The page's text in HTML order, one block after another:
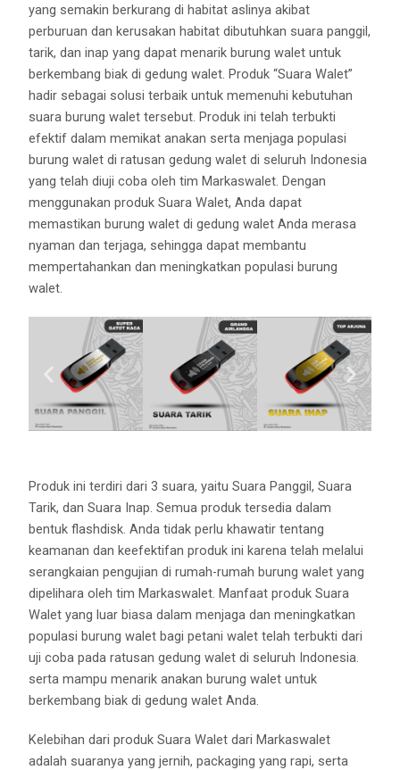
yang semakin berkurang di habitat aslinya akibat
perburuan dan kerusakan habitat dibutuhkan suara panggil,
tarik, dan inap yang dapat menarik burung walet untuk
berkembang biak di gedung walet. Produk “Suara Walet”
hadir sebagai solusi terbaik untuk memenuhi kebutuhan
suara burung walet tersebut. Produk ini telah terbukti
efektif dalam memikat anakan serta menjaga populasi
burung walet di ratusan gedung walet di seluruh Indonesia
yang telah diuji coba oleh tim Markaswalet. Dengan
menggunakan produk Suara Walet, Anda dapat
memastikan burung walet di gedung walet Anda merasa
nyaman dan terjaga, sehingga dapat membantu
mempertahankan dan meningkatkan populasi burung
walet.
Produk ini terdiri dari 3 suara, yaitu Suara Panggil, Suara
Tarik, dan Suara Inap. Semua produk tersedia dalam
bentuk flashdisk. Anda tidak perlu khawatir tentang
keamanan dan keefektifan produk ini karena telah melalui
serangkaian pengujian di rumah-rumah burung walet yang
dipelihara oleh tim Markaswalet. Manfaat produk Suara
Walet yang luar biasa dalam menjaga dan meningkatkan
populasi burung walet bagi petani walet telah terbukti dari
uji coba pada ratusan gedung walet di seluruh Indonesia.
serta mampu menarik anakan burung walet untuk
berkembang biak di gedung walet Anda.
Kelebihan dari produk Suara Walet dari Markaswalet
adalah suaranya yang jernih, packaging yang rapi, serta